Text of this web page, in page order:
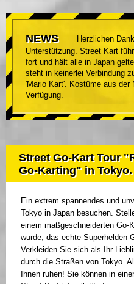
NEWS
Herzlichen
Unterstützung. Street Kart
fort und hält alle in Japan
steht in keinerlei Verbindung
'Mario Kart'. Kostüme aus der
Verfügung.
Street Go-Kart Tour
Go-Karting" in Tokyo.
Ein extrem spannendes und
Tokyo in Japan besuchen.
einem maßgeschneiderten
wurde, das echte Superhelden-
Verkleiden Sie sich als Ihr
durch die Straßen von Tokyo.
Ihnen ruhen! Sie können in